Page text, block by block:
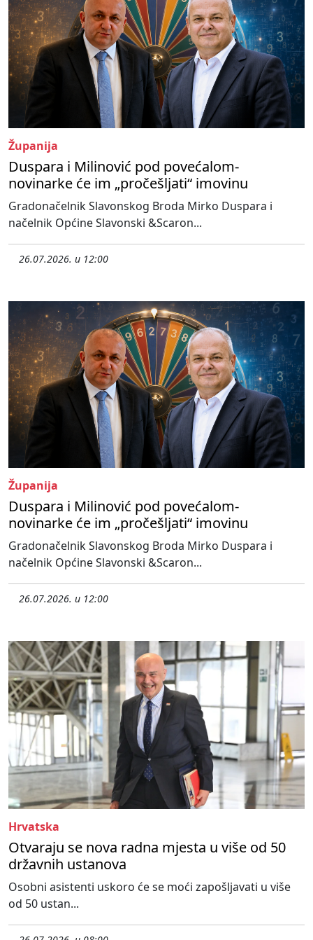
Županija
Duspara i Milinović pod povećalom-
novinarke će im „pročešljati“ imovinu
Gradonačelnik Slavonskog Broda Mirko Duspara i
načelnik Općine Slavonski &Scaron...
26.07.2026. u 12:00
Županija
Duspara i Milinović pod povećalom-
novinarke će im „pročešljati“ imovinu
Gradonačelnik Slavonskog Broda Mirko Duspara i
načelnik Općine Slavonski &Scaron...
26.07.2026. u 12:00
Hrvatska
Otvaraju se nova radna mjesta u više od 50
državnih ustanova
Osobni asistenti uskoro će se moći zapošljavati u više
od 50 ustan...